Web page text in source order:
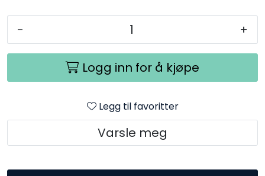
- +
Logg inn for å kjøpe
Legg til favoritter
Varsle meg